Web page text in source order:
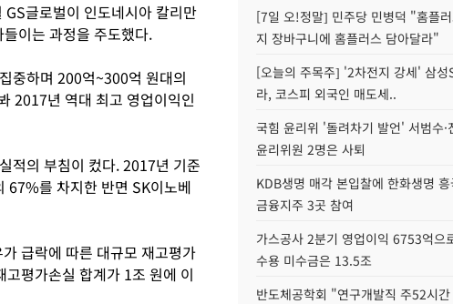
글로벌이 인도네시아 칼리만
이는 과정을 주도했다.
중하며 200억~300억 원대의
2017년 역대 최고 영업이익인
적의 부침이 컸다. 2017년 기준
67%를 차지한 반면 SK이노베
급락에 따른 대규모 재고평가
평가손실 합계가 1조 원에 이
[7일 오!정말] 민주당 민병덕 "홈플
지 장바구니에 홈플러스 담아달라"
[오늘의 주목주] '2차전지 강세' 삼
라, 코스피 외국인 매도세..
국힘 윤리위 '돌려차기 발언' 서범수·
윤리위원 2명은 사퇴
KDB생명 매각 본입찰에 한화생명
금융지주 3곳 참여
가스공사 2분기 영업이익 6753억으
수용 미수금은 13.5조
반도체공학회 "연구개발직 주52시